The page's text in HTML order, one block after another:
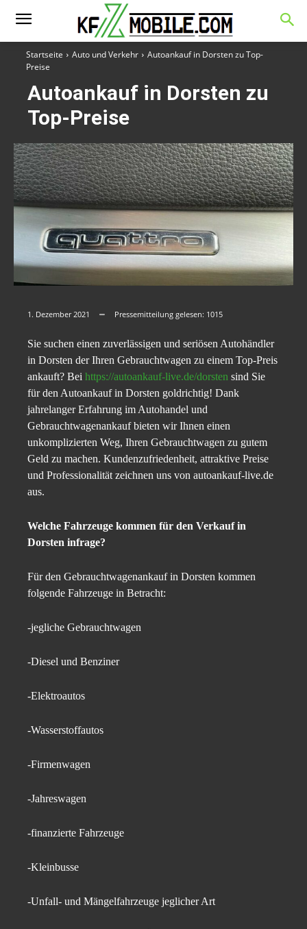
Startseite Auto und Verkehr
Autoankauf in Dorsten zu Top-
Preise
Autoankauf in Dorsten zu
Top-Preise
1. Dezember 2021 Pressemitteilung gelesen: 1015
Sie suchen einen zuverlässigen und seriösen Autohändler
in Dorsten der Ihren Gebrauchtwagen zu einem Top-Preis
ankauft? Bei https://autoankauf-live.de/dorsten sind Sie
für den Autoankauf in Dorsten goldrichtig! Dank
jahrelanger Erfahrung im Autohandel und
Gebrauchtwagenankauf bieten wir Ihnen einen
unkomplizierten Weg, Ihren Gebrauchtwagen zu gutem
Geld zu machen. Kundenzufriedenheit, attraktive Preise
und Professionalität zeichnen uns von autoankauf-live.de
aus.
Welche Fahrzeuge kommen für den Verkauf in
Dorsten infrage?
Für den Gebrauchtwagenankauf in Dorsten kommen
folgende Fahrzeuge in Betracht:
-jegliche Gebrauchtwagen
-Diesel und Benziner
-Elektroautos
-Wasserstoffautos
-Firmenwagen
-Jahreswagen
-finanzierte Fahrzeuge
-Kleinbusse
-Unfall- und Mängelfahrzeuge jeglicher Art